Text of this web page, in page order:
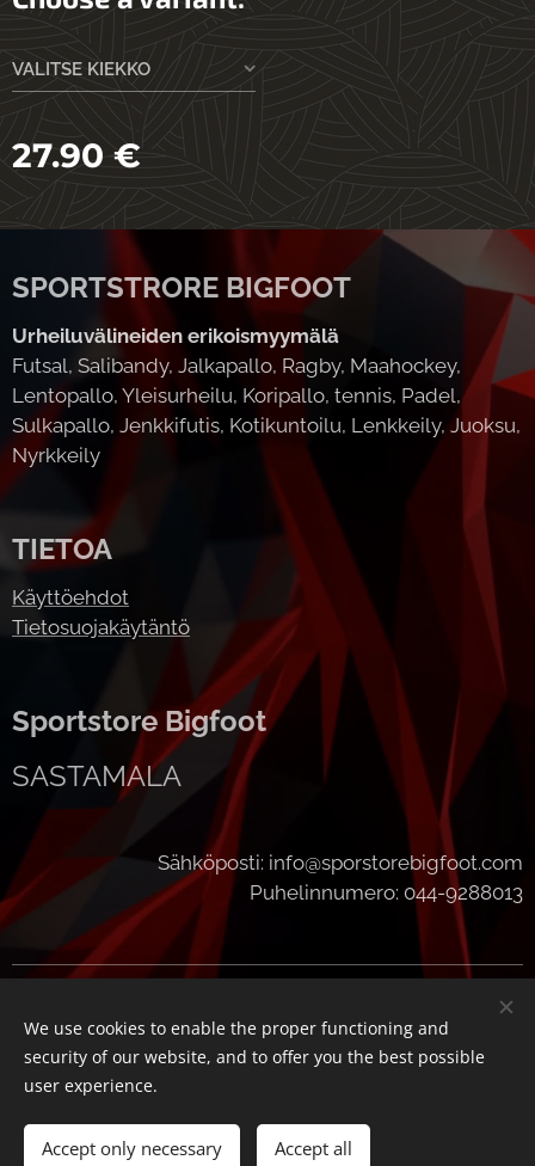
VALITSE KIEKKO
27.90€
Add to cart
SPORTSTRORE BIGFOOT
Urheiluvälineiden erikoismyymälä
Futsal, Salibandy, Jalkapallo, Ragby, Maahockey,
Lentopallo, Yleisurheilu, Koripallo, tennis, Padel,
Sulkapallo, Jenkkifutis, Kotikuntoilu, Lenkkeily, Juoksu,
Nyrkkeily
TIETOA
Käyttöehdot
Tietosuojakäytäntö
Sportstore Bigfoot
SASTAMALA
Sähköposti: info@sporstorebigfoot.com
Puhelinnumero: 044-9288013
Languages
Suomi
English
We use cookies to enable the proper functioning and
security of our website, and to offer you the best possible
user experience.
Accept only necessary Accept all